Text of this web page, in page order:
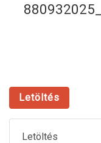
Letöltés
Letöltés